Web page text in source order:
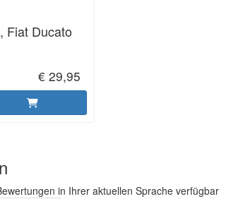
Fiat Ducato
€ 29,95
in Ihrer aktuellen Sprache verfügbar